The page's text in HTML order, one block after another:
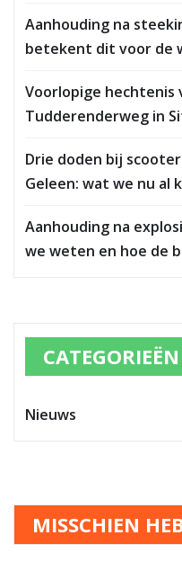
Aanhouding na
betekent dit voor de
Voorlopige hechtenis
Tudderenderweg in
Drie doden bij
Geleen: wat we nu al
Aanhouding na
we weten en hoe de
CATEGORIEËN
Nieuws
MISSCHIEN